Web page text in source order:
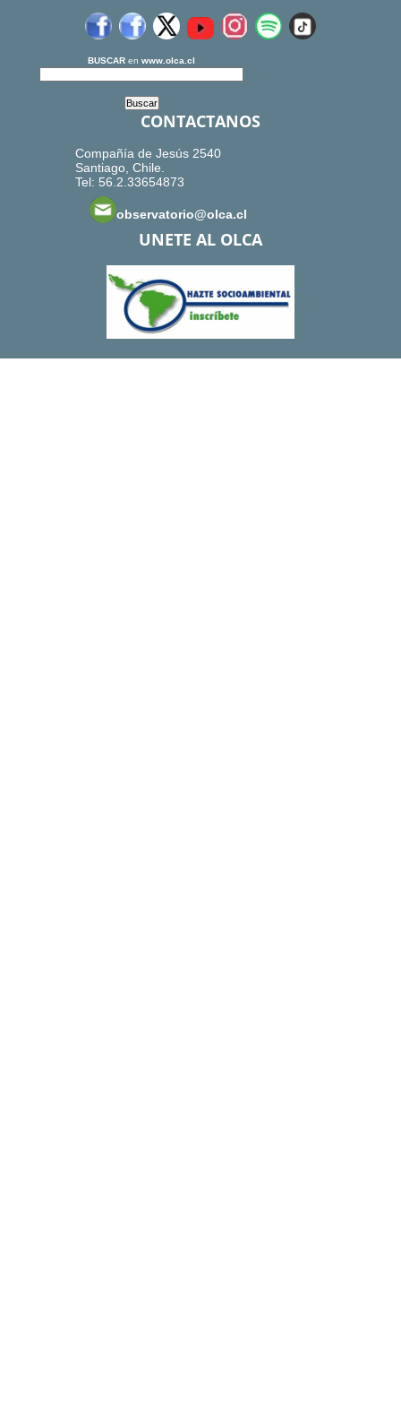
BUSCAR en www.olca.cl
CONTACTANOS
Compañía de Jesús 2540
Santiago, Chile.
Tel: 56.2.33654873
observatorio@olca.cl
UNETE AL OLCA